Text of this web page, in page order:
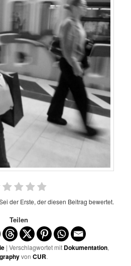
der Erste, der diesen Beitrag bewertet.
Teilen
| Verschlagwortet mit Dokumentation,
vonCUR.